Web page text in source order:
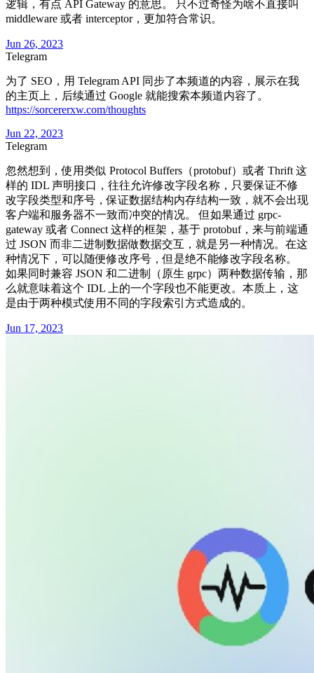
逻辑，有点 API Gateway 的意思。 只不过奇怪为啥不直接叫
middleware 或者 interceptor，更加符合常识。
Jun 26, 2023
Telegram
为了 SEO，用 Telegram API 同步了本频道的内容，展示在我
的主页上，后续通过 Google 就能搜索本频道内容了。
https://sorcererxw.com/thoughts
Jun 22, 2023
Telegram
忽然想到，使用类似 Protocol Buffers（protobuf）或者 Thrift 这
样的 IDL 声明接口，往往允许修改字段名称，只要保证不修
改字段类型和序号，保证数据结构内存结构一致，就不会出现
客户端和服务器不一致而冲突的情况。 但如果通过 grpc-
gateway 或者 Connect 这样的框架，基于 protobuf，来与前端通
过 JSON 而非二进制数据做数据交互，就是另一种情况。在这
种情况下，可以随便修改序号，但是绝不能修改字段名称。
如果同时兼容 JSON 和二进制（原生 grpc）两种数据传输，那
么就意味着这个 IDL 上的一个字段也不能更改。本质上，这
是由于两种模式使用不同的字段索引方式造成的。
Jun 17, 2023